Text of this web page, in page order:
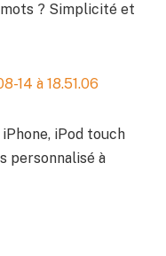
? Simplicité et
iPod touch
personnalisé à